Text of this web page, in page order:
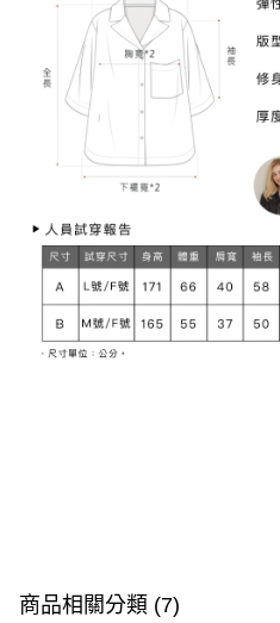
商品相關分類 (7)